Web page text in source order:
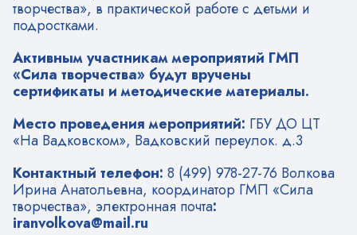
творчества», в практической работе с детьми и
подростками.
Активным участникам мероприятий ГМП
«Сила творчества» будут вручены
сертификаты и методические материалы.
Место проведения мероприятий: ГБУ ДО ЦТ
«На Вадковском», Вадковский переулок. д.3
Контактный телефон: 8 (499) 978-27-76 Волкова
Ирина Анатольевна, координатор ГМП «Сила
творчества», электронная почта:
iranvolkova@mail.ru